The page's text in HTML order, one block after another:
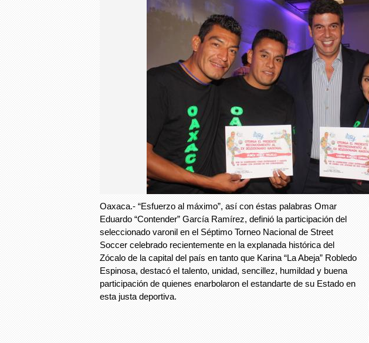
Oaxaca.- “Esfuerzo al máximo”, así con éstas palabras Omar
Eduardo “Contender” García Ramírez, definió la participación del
seleccionado varonil en el Séptimo Torneo Nacional de Street
Soccer celebrado recientemente en la explanada histórica del
Zócalo de la capital del país en tanto que Karina “La Abeja” Robledo
Espinosa, destacó el talento, unidad, sencillez, humildad y buena
participación de quienes enarbolaron el estandarte de su Estado en
esta justa deportiva.